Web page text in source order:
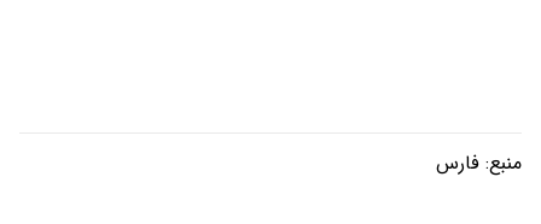
منبع: فارس